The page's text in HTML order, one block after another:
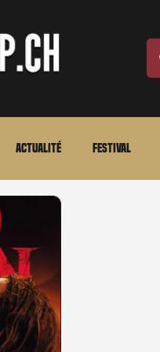
Actualité Festival
Stefanie Rossier